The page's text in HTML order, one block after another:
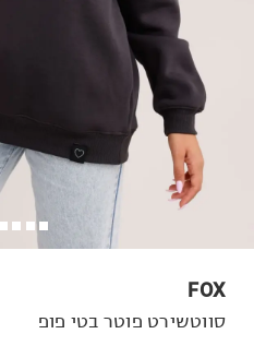
FOX
סווטשירט פוטר בטי פופ